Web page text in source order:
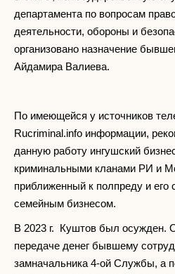
департамента по вопросам
деятельности, обороны и
организовано назначение
Айдамира Валиева.
По имеющейся у источников
Rucriminal.info информации,
данную работу ингушский
криминальными кланами РИ и
приближенный к полпреду и его
семейным бизнесом.
В 2023 г. Куштов был осужден.
передаче денег бывшему
замначальника 4-ой Службы, а